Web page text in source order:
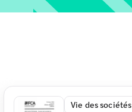
Vie des sociétés